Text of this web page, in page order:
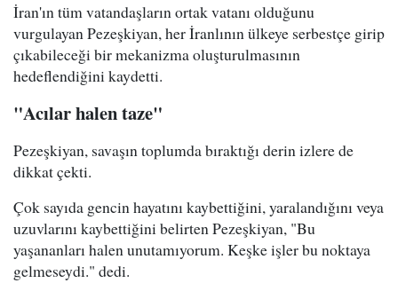
İran'ın tüm vatandaşların ortak vatanı olduğunu
vurgulayan Pezeşkiyan, her İranlının ülkeye serbestçe girip
çıkabileceği bir mekanizma oluşturulmasının
hedeflendiğini kaydetti.
"Acılar halen taze"
Pezeşkiyan, savaşın toplumda bıraktığı derin izlere de
dikkat çekti.
Çok sayıda gencin hayatını kaybettiğini, yaralandığını veya
uzuvlarını kaybettiğini belirten Pezeşkiyan, "Bu
yaşananları halen unutamıyorum. Keşke işler bu noktaya
gelmeseydi." dedi.